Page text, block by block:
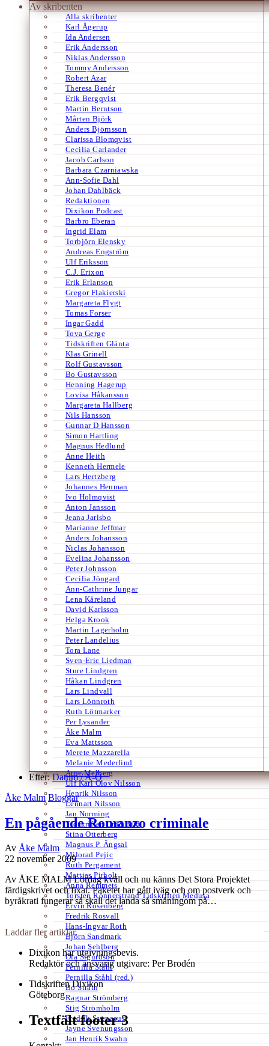
Av skribenten
Alla skribenter
Karl Ågerup
Ida Andersen
Erik Andersson
Niklas Andersson
Tommy Andersson
Robert Azar
Theresa Benér
Erik Bergqvist
Martin Berntson
Mårten Björk
Anders Björnsson
Clarissa Blomqvist
Cecilia Carlander
Jacob Carlson
Barbara Czarniawska
Ann-Sofie Dahl
Johan Dahlbäck
Redaktionen
Dixikon Podcast
Barbro Eberan
Ingrid Elam
Torbjörn Elensky
Andreas Engström
Ulf Eriksson
C.J. Erixon
Erik Erlanson
Gregor Flakierski
Margareta Flygt
Tomas Forser
Ingar Gadd
Tova Gerge
Tidskriften Glänta
Klas Grinell
Rolf Gustavsson
Bo Gustavsson
Henning Hagerup
Lovisa Håkansson
Margareta Hallberg
Nils Hansson
Gunnar D Hansson
Simon Hartling
Magnus Hedlund
Anne Heith
Kenneth Hermele
Lars Hertzberg
Johannes Heuman
Ivo Holmqvist
Anton Jansson
Jeana Jarlsbo
Marianne Jeffmar
Anders Johansson
Niclas Johansson
Evelina Johansson
Peter Johnsson
Cecilia Jöngard
Ann-Cathrine Jungar
Lena Kåreland
David Karlsson
Helga Krook
Martin Lagerholm
Peter Landelius
Tora Lane
Sven-Eric Liedman
Sture Lindgren
Håkan Lindgren
Lars Lindvall
Lars Lönnroth
Ruth Lötmarker
Per Lysander
Åke Malm
Eva Mattsson
Merete Mazzarella
Melanie Mederlind
Arne Melberg
Ulf Karl Olov Nilsson
Henrik Nilsson
Lennart Nilsson
Jan Norming
Tidskriften Ord&Bild
Stina Otterberg
Magnus P. Ängsal
Milorad Pejic
Ruth Pergament
Mattias Pirholt
Anna Remmets
Torsten Rönnerstrand Tidskriften Medusa
Ervin Rosenberg
Fredrik Rosvall
Hans-Ingvar Roth
Björn Sandmark
Johan Sehlberg
Ola Sigurdson
Pernilla Ståhl
Pernilla Ståhl (red.)
Bo Stråth
Ragnar Strömberg
Stig Strömholm
Fredrik Svenaeus
Jayne Svenungsson
Jan Henrik Swahn
Efter:Datum /A-Ö
Åke Malm Bloggar
En pågående Romanzo criminale
Av Åke Malm
22 november 2009
Av ÅKE MALM Lördag kväll och nu känns Det Stora Projektet
färdigskrivet och fixat. Paketet har gått iväg och om postverk och
byråkrati fungerar så skall det landa så småningom på…
Laddar fler artiklar
Dixikon har utgivningsbevis.
Redaktör och ansvarig utgivare: Per Brodén
Tidskriften Dixikon
Göteborg
Textfält footer 3